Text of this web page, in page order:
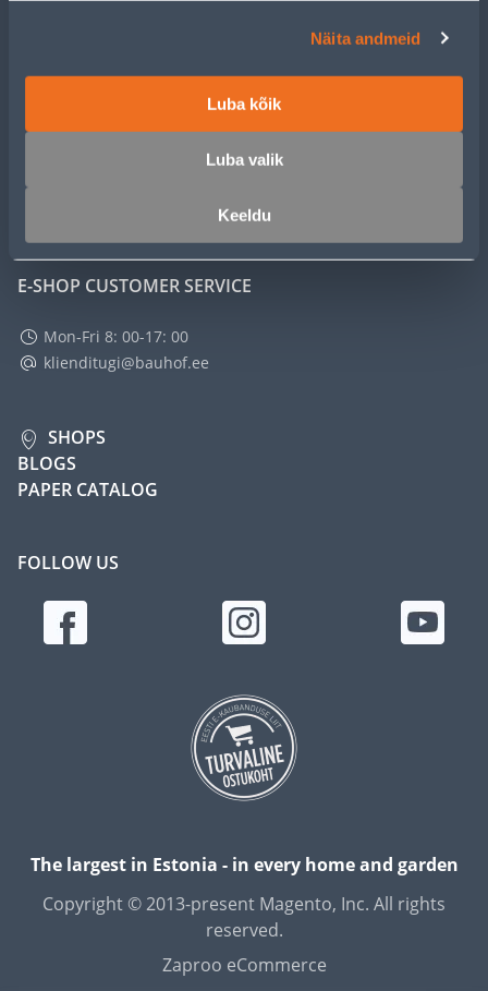
Näita andmeid
Luba kõik
Luba valik
Keeldu
SERVICE
E-SHOP CUSTOMER SERVICE
Mon-Fri 8: 00-17: 00
klienditugi@bauhof.ee
SHOPS
BLOGS
PAPER CATALOG
FOLLOW US
The largest in Estonia - in every home and garden
Copyright © 2013-present Magento, Inc. All rights
reserved.
Zaproo eCommerce